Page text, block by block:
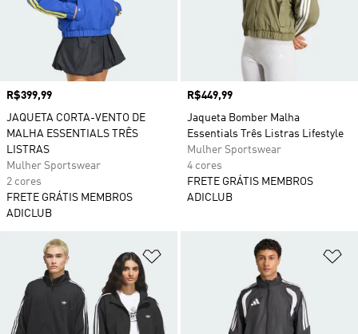
Preço
R$399,99
JAQUETA CORTA-VENTO DE
MALHA ESSENTIALS TRÊS
LISTRAS
Mulher Sportswear
2 cores
FRETE GRÁTIS MEMBROS
ADICLUB
Preço
R$449,99
Jaqueta Bomber Malha
Essentials Três Listras Lifestyle
Mulher Sportswear
4 cores
FRETE GRÁTIS MEMBROS
ADICLUB
Adicionar à Lista de Desejos